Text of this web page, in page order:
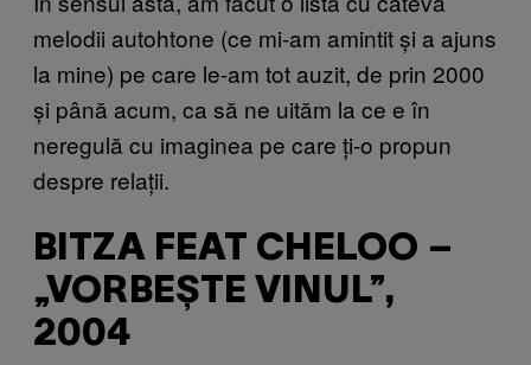
melodii autohtone (ce mi-am amintit și a ajuns
la mine) pe care le-am tot auzit, de prin 2000
și până acum, ca să ne uităm la ce e în
neregulă cu imaginea pe care ți-o propun
despre relații.
BITZA FEAT CHELOO –
„VORBEȘTE VINUL”,
2004